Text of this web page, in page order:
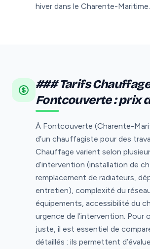
hiver dans le Charente-Maritime.
### Tarifs
Fontcouverte : prix
À Fontcouverte (Charente-
d’un chauffagiste pour des
Chauffage varient selon
d’intervention (installation de
remplacement de radiateurs,
entretien), complexité du
équipements, accessibilité du
urgence de l’intervention. Pour
juste, il est essentiel de
détaillés : ils permettent